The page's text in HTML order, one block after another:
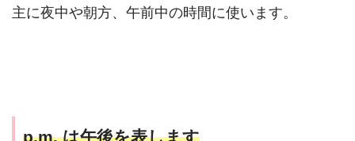
主に夜中や朝方、午前中の時間に使います。
p.m. は午後を表します